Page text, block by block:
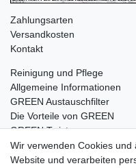
Zahlungsarten
Versandkosten
Kontakt
Reinigung und Pflege
Allgemeine Informationen
GREEN Austauschfilter
Die Vorteile von GREEN
GREEN Twister
Wir verwenden Cookies
Website und verarbeiten